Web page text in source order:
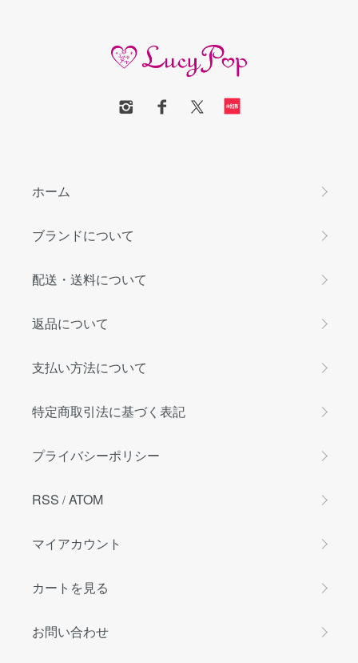
ホーム
ブランドについて
配送・送料について
返品について
支払い方法について
特定商取引法に基づく表記
プライバシーポリシー
RSS / ATOM
マイアカウント
カートを見る
お問い合わせ